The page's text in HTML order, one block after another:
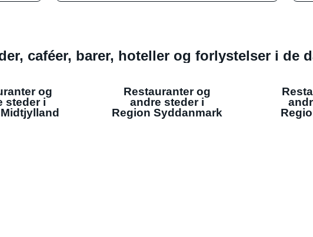
caféer, barer, hoteller og forlystelser i de
og
steder i
Restauranter og
andre steder i
Region Syddanmark